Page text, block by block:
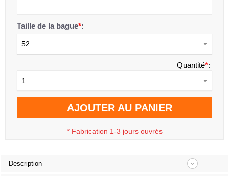
Taille de la bague*:
52
Quantité*:
1
AJOUTER AU PANIER
* Fabrication 1-3 jours ouvrés
Description